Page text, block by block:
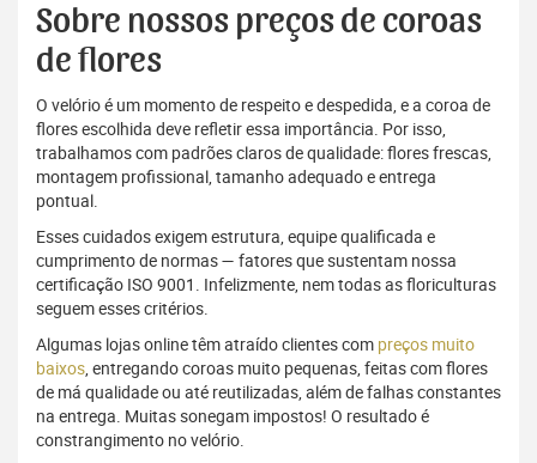
Sobre nossos preços de coroas
de flores
O velório é um momento de respeito e despedida, e a coroa de
flores escolhida deve refletir essa importância. Por isso,
trabalhamos com padrões claros de qualidade: flores frescas,
montagem profissional, tamanho adequado e entrega
pontual.
Esses cuidados exigem estrutura, equipe qualificada e
cumprimento de normas — fatores que sustentam nossa
certificação ISO 9001. Infelizmente, nem todas as floriculturas
seguem esses critérios.
Algumas lojas online têm atraído clientes com preços muito
baixos, entregando coroas muito pequenas, feitas com flores
de má qualidade ou até reutilizadas, além de falhas constantes
na entrega. Muitas sonegam impostos! O resultado é
constrangimento no velório.